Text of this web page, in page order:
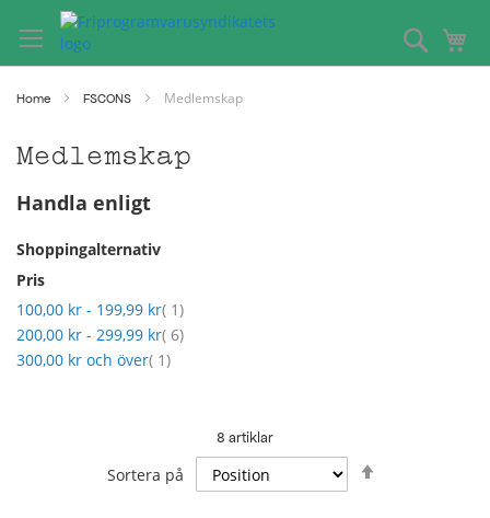
Hoppa
till
innehållet
Search
Home FSCONS Medlemskap
Medlemskap
8 artiklar
Sortera på
Handla enligt
Shoppingalternativ
Pris
100,00 kr - 199,99 kr 1artikel
200,00 kr - 299,99 kr 6artikel
300,00 kr och över 1artikel